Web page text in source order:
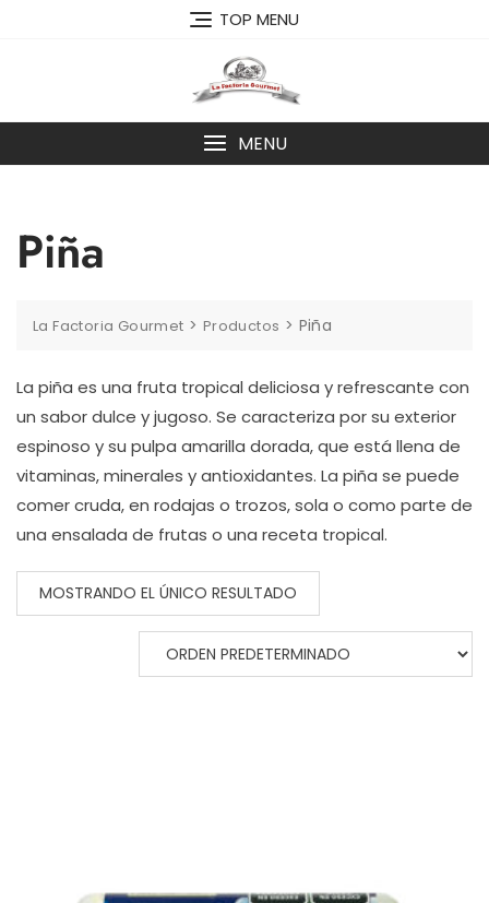
TOP MENU
MENU
Piña
La Factoria Gourmet > Productos > Piña
La piña es una fruta tropical deliciosa y refrescante con
un sabor dulce y jugoso. Se caracteriza por su exterior
espinoso y su pulpa amarilla dorada, que está llena de
vitaminas, minerales y antioxidantes. La piña se puede
comer cruda, en rodajas o trozos, sola o como parte de
una ensalada de frutas o una receta tropical.
MOSTRANDO EL ÚNICO RESULTADO